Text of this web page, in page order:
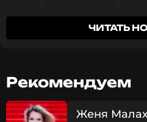
полуминутный ролик, где
прогуливаются по одной
ЧИТАТЬ
Рекомендуем
Женя